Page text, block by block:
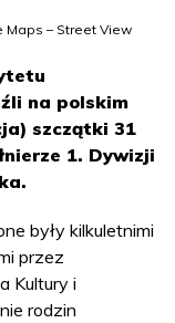
Maps – Street View
na polskim
szczątki 31
1. Dywizji
były kilkuletnimi
przez
Kultury i
rodzin